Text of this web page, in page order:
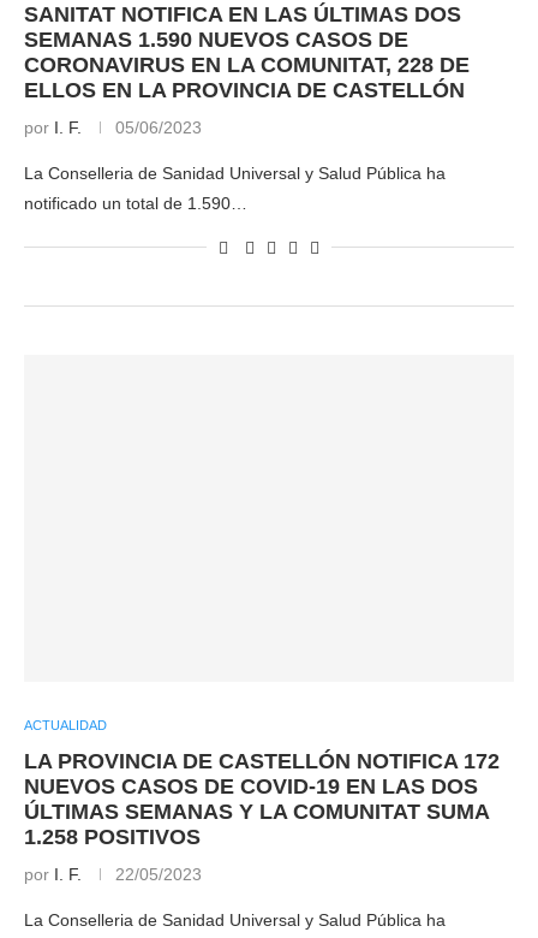
SANITAT NOTIFICA EN LAS ÚLTIMAS DOS
SEMANAS 1.590 NUEVOS CASOS DE
CORONAVIRUS EN LA COMUNITAT, 228 DE
ELLOS EN LA PROVINCIA DE CASTELLÓN
por I. F. 05/06/2023
La Conselleria de Sanidad Universal y Salud Pública ha
notificado un total de 1.590…
ACTUALIDAD
LA PROVINCIA DE CASTELLÓN NOTIFICA 172
NUEVOS CASOS DE COVID-19 EN LAS DOS
ÚLTIMAS SEMANAS Y LA COMUNITAT SUMA
1.258 POSITIVOS
por I. F. 22/05/2023
La Conselleria de Sanidad Universal y Salud Pública ha